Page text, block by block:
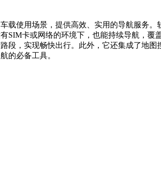
载使用场景，提供高效、实用的导航服务
卡或网络的环境下，也能持续导航，覆
段，实现畅快出行。此外，它还集成了地
的必备工具。